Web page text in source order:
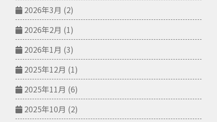
2026年3月 (2)
2026年2月 (1)
2026年1月 (3)
2025年12月 (1)
2025年11月 (6)
2025年10月 (2)